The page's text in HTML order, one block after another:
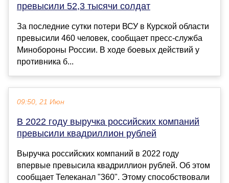
превысили 52,3 тысячи солдат
За последние сутки потери ВСУ в Курской области
превысили 460 человек, сообщает пресс-служба
Минобороны России. В ходе боевых действий у
противника б...
09:50, 21 Июн
В 2022 году выручка российских компаний
превысили квадриллион рублей
Выручка российских компаний в 2022 году
впервые превысила квадриллион рублей. Об этом
сообщает Телеканал "360". Этому способствовали